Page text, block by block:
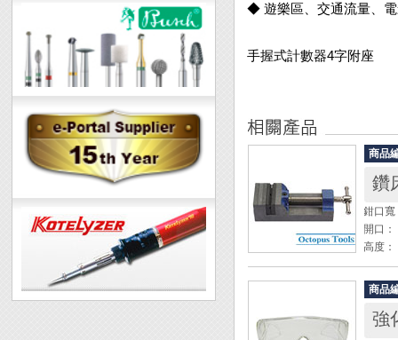
◆ 遊樂區、交通流量、
手握式計數器4字附座
商品
鑽
鉗口
開口
高度
全長
重量
◆ 精
商品
強